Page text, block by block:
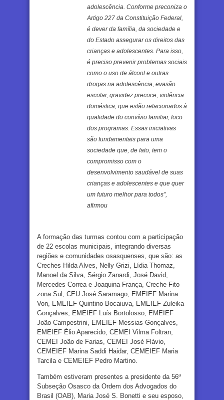
adolescência. Conforme preconiza o
Artigo 227 da Constituição Federal,
é dever da família, da sociedade e
do Estado assegurar os direitos das
crianças e adolescentes. Para isso,
é preciso prevenir problemas sociais
como o uso de álcool e outras
drogas na adolescência, evasão
escolar, gravidez precoce, violência
doméstica, que estão relacionados à
qualidade do convívio familiar, foco
dos programas. Essas iniciativas
são fundamentais para uma
sociedade que, de fato, tem o
compromisso com o
desenvolvimento saudável de suas
crianças e adolescentes e que quer
um futuro melhor para todos”,
afirmou
A formação das turmas contou com a participação
de 22 escolas municipais, integrando diversas
regiões e comunidades osasquenses, que são: as
Creches Hilda Alves, Nelly Grizi, Lídia Thomaz,
Manoel da Silva, Sérgio Zanardi, José David,
Mercedes Correa e Joaquina França, Creche Fito
zona Sul, CEU José Saramago, EMEIEF Marina
Von, EMEIEF Quintino Bocaiuva, EMEIEF Zuleika
Gonçalves, EMEIEF Luís Bortolosso, EMEIEF
João Campestrini, EMEIEF Messias Gonçalves,
EMEIEF Élio Aparecido, CEMEI Vilma Foltran,
CEMEI João de Farias, CEMEI José Flávio,
CEMEIEF Marina Saddi Haidar, CEMEIEF Maria
Tarcila e CEMEIEF Pedro Martino.
Também estiveram presentes a presidente da 56ª
Subseção Osasco da Ordem dos Advogados do
Brasil (OAB), Maria José S. Bonetti e seu esposo,